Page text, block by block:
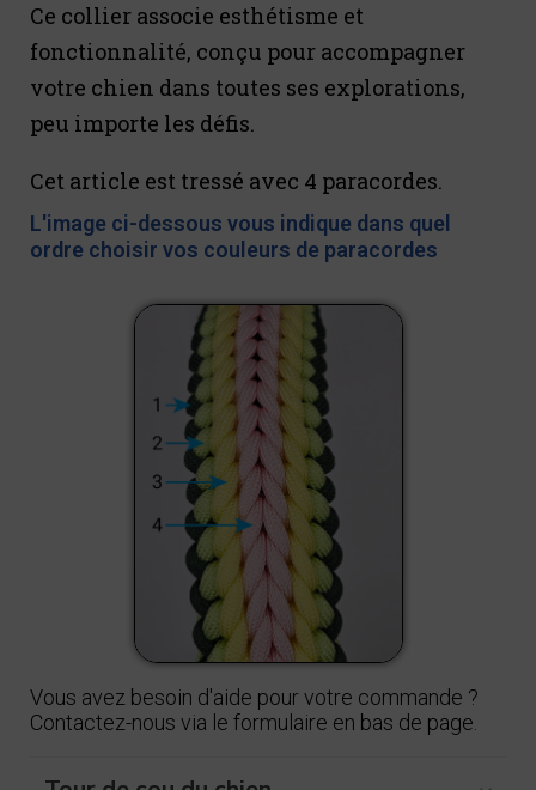
Ce collier associe esthétisme et
fonctionnalité, conçu pour accompagner
votre chien dans toutes ses explorations,
peu importe les défis.
Cet article est tressé avec 4 paracordes.
L'image ci-dessous vous indique dans quel
ordre choisir vos couleurs de paracordes
Vous avez besoin d'aide pour votre commande ?
Contactez-nous via le formulaire en bas de page.